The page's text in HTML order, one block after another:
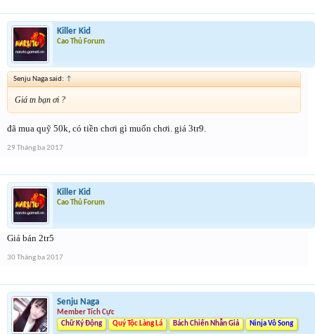
Killer Kid
Cao Thủ Forum
Senju Naga said: ↑
Giá tn bạn ơi ?
đã mua quỹ 50k, có tiền chơi gì muốn chơi. giá 3tr9.
29 Tháng ba 2017
Killer Kid
Cao Thủ Forum
Giá bán 2tr5
30 Tháng ba 2017
Senju Naga
Member Tích Cực
Chữ Ký Động
Quý Tộc Làng Lá Bách Chiến Nhẫn Giả Ninja Vô Song